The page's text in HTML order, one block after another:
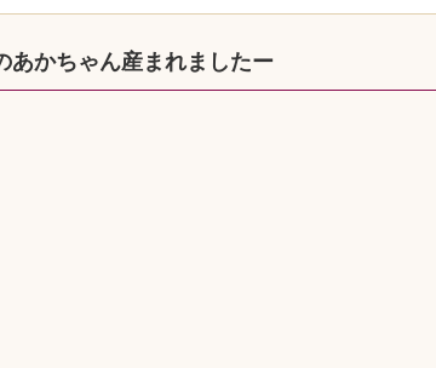
あかちゃん産まれましたー